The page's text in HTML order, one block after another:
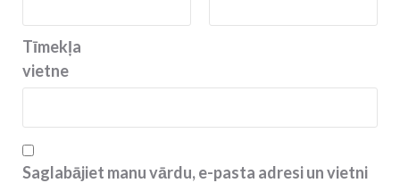
Tīmekļa
vietne
Saglabājiet manu vārdu, e-pasta adresi un vietni